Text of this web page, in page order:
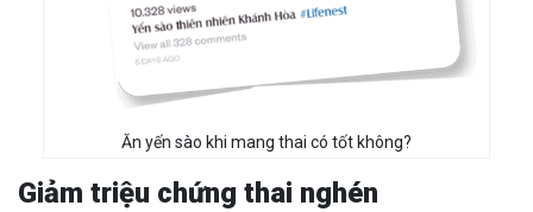
Ăn yến sào khi mang thai có tốt không?
Giảm triệu chứng thai nghén